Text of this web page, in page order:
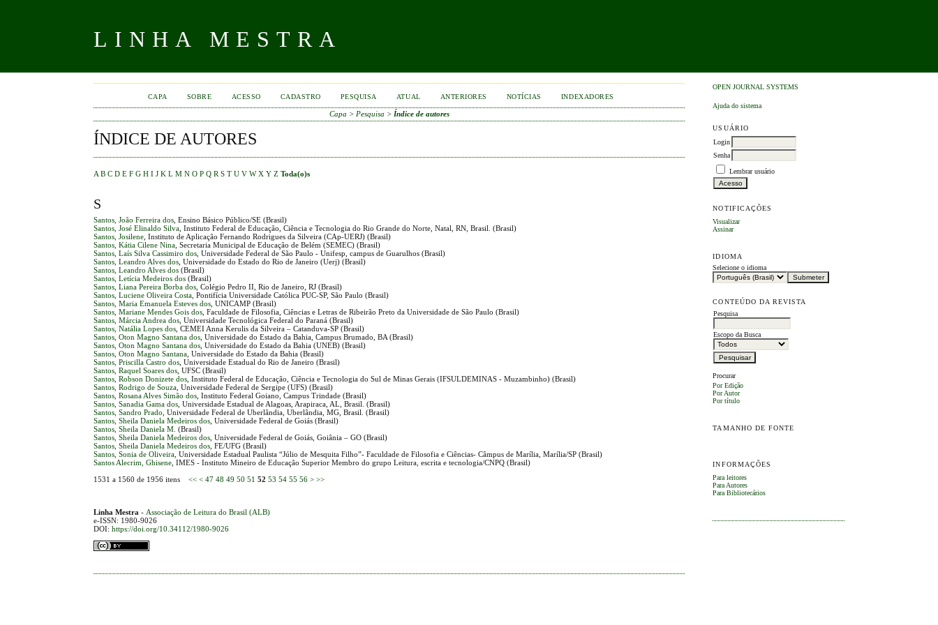
LINHA MESTRA
OPEN JOURNAL SYSTEMS
Ajuda do sistema
USUÁRIO
Login
Senha
Lembrar usuário
NOTIFICAÇÕES
Visualizar
Assinar
IDIOMA
Selecione o idioma
CONTEÚDO DA REVISTA
Pesquisa
Escopo da Busca
Procurar
Por Edição
Por Autor
Por título
TAMANHO DE FONTE
INFORMAÇÕES
Para leitores
Para Autores
Para Bibliotecários
CAPA SOBRE ACESSO CADASTRO PESQUISA ATUAL ANTERIORES NOTÍCIAS INDEXADORES
Capa > Pesquisa > Índice de autores
ÍNDICE DE AUTORES
A B C D E F G H I J K L M N O P Q R S T U V W X Y Z Toda(o)s
S
Santos, João Ferreira dos , Ensino Básico Público/SE (Brasil)
Santos, José Elinaldo Silva , Instituto Federal de Educação, Ciência e Tecnologia do Rio Grande do Norte, Natal, RN, Brasil. (Brasil)
Santos, Josilene , Instituto de Aplicação Fernando Rodrigues da Silveira (CAp-UERJ) (Brasil)
Santos, Kátia Cilene Nina , Secretaria Municipal de Educação de Belém (SEMEC) (Brasil)
Santos, Laís Silva Cassimiro dos , Universidade Federal de São Paulo - Unifesp, campus de Guarulhos (Brasil)
Santos, Leandro Alves dos , Universidade do Estado do Rio de Janeiro (Uerj) (Brasil)
Santos, Leandro Alves dos (Brasil)
Santos, Letícia Medeiros dos (Brasil)
Santos, Liana Pereira Borba dos , Colégio Pedro II, Rio de Janeiro, RJ (Brasil)
Santos, Luciene Oliveira Costa , Pontifícia Universidade Católica PUC-SP, São Paulo (Brasil)
Santos, Maria Emanuela Esteves dos , UNICAMP (Brasil)
Santos, Mariane Mendes Gois dos , Faculdade de Filosofia, Ciências e Letras de Ribeirão Preto da Universidade de São Paulo (Brasil)
Santos, Márcia Andrea dos , Universidade Tecnológica Federal do Paraná (Brasil)
Santos, Natália Lopes dos , CEMEI Anna Kerulis da Silveira – Catanduva-SP (Brasil)
Santos, Oton Magno Santana dos , Universidade do Estado da Bahia, Campus Brumado, BA (Brasil)
Santos, Oton Magno Santana dos , Universidade do Estado da Bahia (UNEB) (Brasil)
Santos, Oton Magno Santana , Universidade do Estado da Bahia (Brasil)
Santos, Priscilla Castro dos , Universidade Estadual do Rio de Janeiro (Brasil)
Santos, Raquel Soares dos , UFSC (Brasil)
Santos, Robson Donizete dos , Instituto Federal de Educação, Ciência e Tecnologia do Sul de Minas Gerais (IFSULDEMINAS - Muzambinho) (Brasil)
Santos, Rodrigo de Souza , Universidade Federal de Sergipe (UFS) (Brasil)
Santos, Rosana Alves Simão dos , Instituto Federal Goiano, Campus Trindade (Brasil)
Santos, Sanadia Gama dos , Universidade Estadual de Alagoas, Arapiraca, AL, Brasil. (Brasil)
Santos, Sandro Prado , Universidade Federal de Uberlândia, Uberlândia, MG, Brasil. (Brasil)
Santos, Sheila Daniela Medeiros dos , Universidade Federal de Goiás (Brasil)
Santos, Sheila Daniela M. (Brasil)
Santos, Sheila Daniela Medeiros dos , Universidade Federal de Goiás, Goiânia – GO (Brasil)
Santos, Sheila Daniela Medeiros dos , FE/UFG (Brasil)
Santos, Sonia de Oliveira , Universidade Estadual Paulista “Júlio de Mesquita Filho”- Faculdade de Filosofia e Ciências- Câmpus de Marília, Marília/SP (Brasil)
Santos Alecrim, Ghisene , IMES - Instituto Mineiro de Educação Superior Membro do grupo Leitura, escrita e tecnologia/CNPQ (Brasil)
1531 a 1560 de 1956 itens<< < 47 48 49 50 51 52 53 54 55 56 > >>
Linha Mestra- Associação de Leitura do Brasil (ALB)
e-ISSN: 1980-9026
DOI:https://doi.org/10.34112/1980-9026